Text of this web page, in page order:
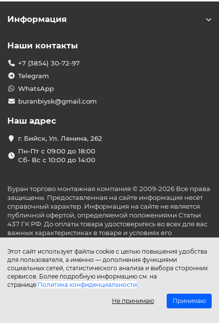
Этот сайт использует файлы cookie с целью повышения удобства
для пользователя, а именно — дополнения функциями
социальных сетей, статистического анализа и выбора сторонних
сервисов. Более подробную информацию см. на
странице Политика конфиденциальности.
Не принимаю Принимаю
Информация
Наши контакты
+7 (3854) 30-72-97
Telegram
WhatsApp
buranbiysk@gmail.com
Наш адрес
г. Бийск, Ул. Ленина, 262
Пн-Пт с 09:00 до 18:00
Сб- Вс с 10:00 до 14:00
Буран торгово монтажная компания © 2009-2026 Все права
защищены. Предоставленная на сайте информация несёт
справочный характер. Информация на сайте не является
публичной офертой, определяемой положениями Статьи
437 ГК РФ. До оплаты товара удостоверьтесь во всех для вас
важных характеристиках в товаре и условиях его